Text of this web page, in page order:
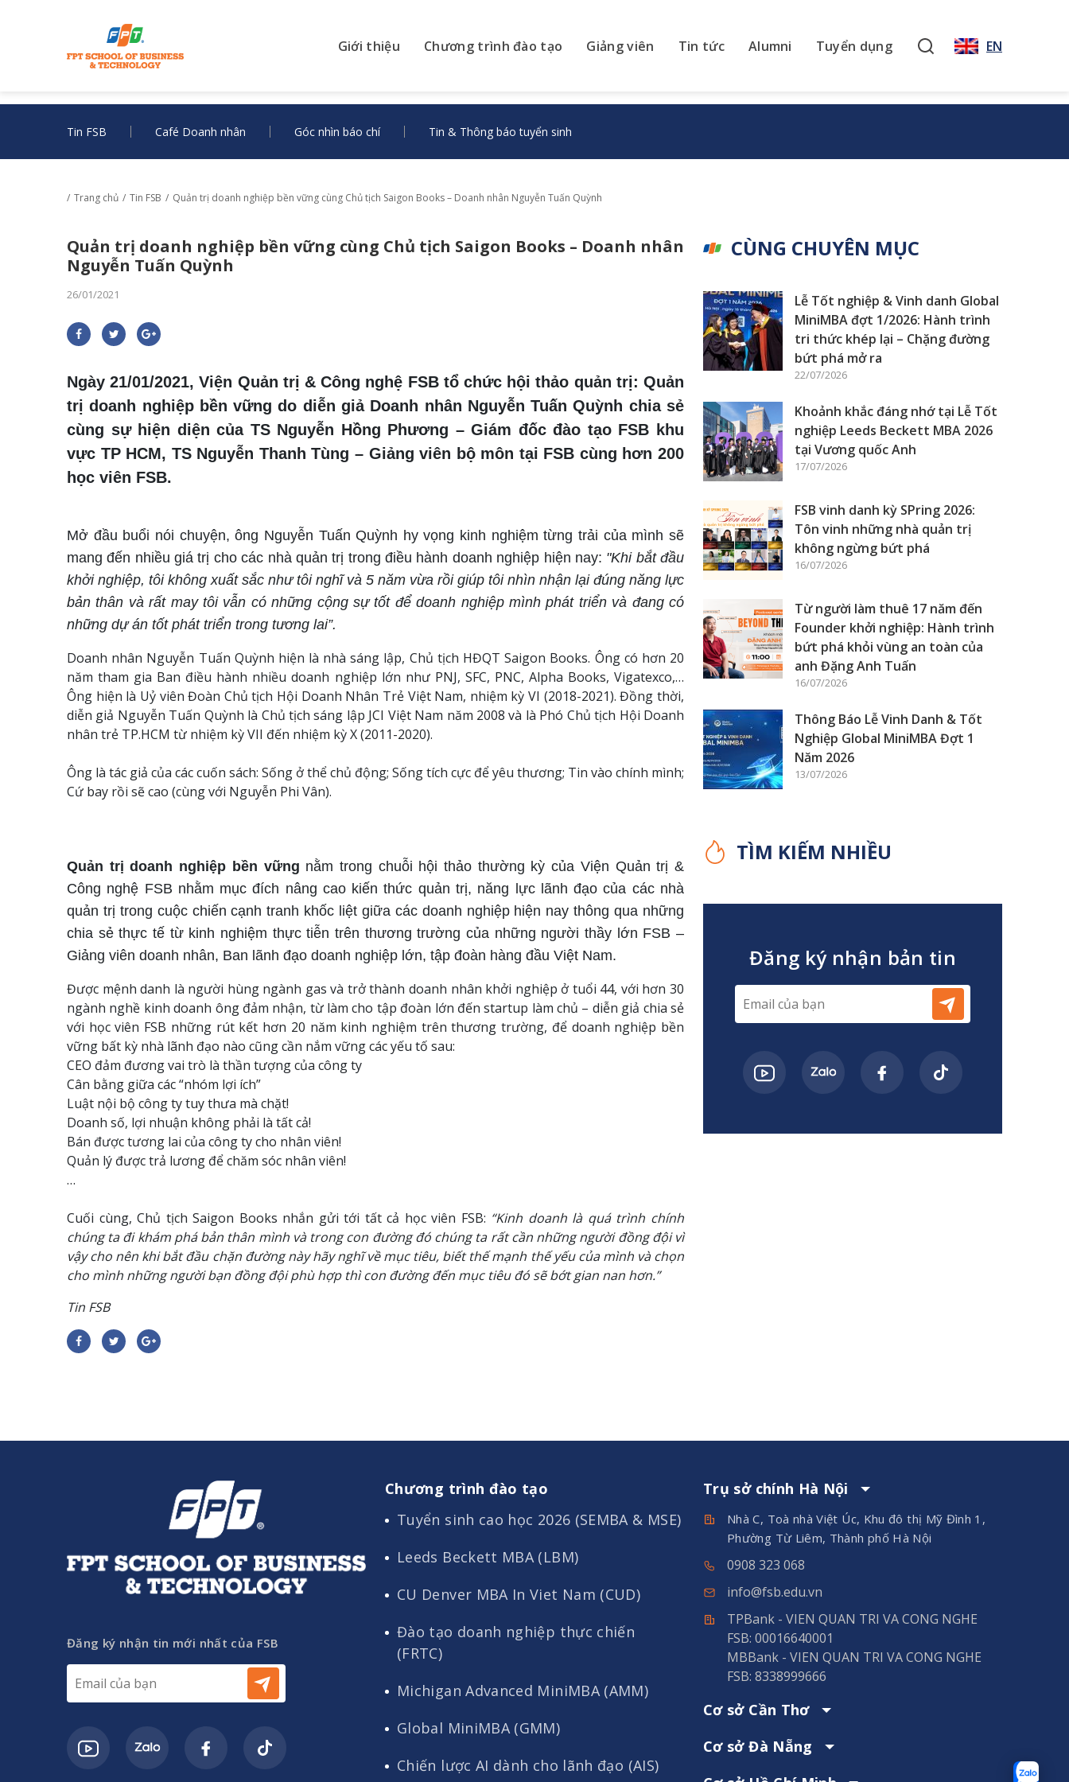
Giới thiệu Chương trình đào tạo Giảng viên Tin tức Alumni Tuyển dụng EN
Tin FSB Café Doanh nhân Góc nhìn báo chí Tin & Thông báo tuyển sinh
Trang chủ Tin FSB Quản trị doanh nghiệp bền vững cùng Chủ tịch Saigon Books – Doanh nhân Nguyễn Tuấn Quỳnh
Quản trị doanh nghiệp bền vững cùng Chủ tịch Saigon Books – Doanh nhân
Nguyễn Tuấn Quỳnh
26/01/2021
Ngày 21/01/2021, Viện Quản trị & Công nghệ FSB tổ chức hội thảo quản trị: Quản
trị doanh nghiệp bền vững do diễn giả Doanh nhân Nguyễn Tuấn Quỳnh chia sẻ
cùng sự hiện diện của TS Nguyễn Hồng Phương – Giám đốc đào tạo FSB khu
vực TP HCM, TS Nguyễn Thanh Tùng – Giảng viên bộ môn tại FSB cùng hơn 200
học viên FSB.
Mở đầu buổi nói chuyện, ông Nguyễn Tuấn Quỳnh hy vọng kinh nghiệm từng trải của mình sẽ
mang đến nhiều giá trị cho các nhà quản trị trong điều hành doanh nghiệp hiện nay: "Khi bắt đầu
khởi nghiệp, tôi không xuất sắc như tôi nghĩ và 5 năm vừa rồi giúp tôi nhìn nhận lại đúng năng lực
bản thân và rất may tôi vẫn có những cộng sự tốt để doanh nghiệp mình phát triển và đang có
những dự án tốt phát triển trong tương lai”.
Doanh nhân Nguyễn Tuấn Quỳnh hiện là nhà sáng lập, Chủ tịch HĐQT Saigon Books. Ông có hơn 20
năm tham gia Ban điều hành nhiều doanh nghiệp lớn như PNJ, SFC, PNC, Alpha Books, Vigatexco,…
Ông hiện là Uỷ viên Đoàn Chủ tịch Hội Doanh Nhân Trẻ Việt Nam, nhiệm kỳ VI (2018-2021). Đồng thời,
diễn giả Nguyễn Tuấn Quỳnh là Chủ tịch sáng lập JCI Việt Nam năm 2008 và là Phó Chủ tịch Hội Doanh
nhân trẻ TP.HCM từ nhiệm kỳ VII đến nhiệm kỳ X (2011-2020).
Ông là tác giả của các cuốn sách: Sống ở thể chủ động; Sống tích cực để yêu thương; Tin vào chính mình;
Cứ bay rồi sẽ cao (cùng với Nguyễn Phi Vân).
Quản trị doanh nghiệp bền vững nằm trong chuỗi hội thảo thường kỳ của Viện Quản trị &
Công nghệ FSB nhằm mục đích nâng cao kiến thức quản trị, năng lực lãnh đạo của các nhà
quản trị trong cuộc chiến cạnh tranh khốc liệt giữa các doanh nghiệp hiện nay thông qua những
chia sẻ thực tế từ kinh nghiệm thực tiễn trên thương trường của những người thầy lớn FSB –
Giảng viên doanh nhân, Ban lãnh đạo doanh nghiệp lớn, tập đoàn hàng đầu Việt Nam.
Được mệnh danh là người hùng ngành gas và trở thành doanh nhân khởi nghiệp ở tuổi 44, với hơn 30
ngành nghề kinh doanh ông đảm nhận, từ làm cho tập đoàn lớn đến startup làm chủ – diễn giả chia sẻ
với học viên FSB những rút kết hơn 20 năm kinh nghiệm trên thương trường, để doanh nghiệp bền
vững bất kỳ nhà lãnh đạo nào cũng cần nắm vững các yếu tố sau:
CEO đảm đương vai trò là thần tượng của công ty
Cân bằng giữa các “nhóm lợi ích”
Luật nội bộ công ty tuy thưa mà chặt!
Doanh số, lợi nhuận không phải là tất cả!
Bán được tương lai của công ty cho nhân viên!
Quản lý được trả lương để chăm sóc nhân viên!
…
Cuối cùng, Chủ tịch Saigon Books nhắn gửi tới tất cả học viên FSB: “Kinh doanh là quá trình chính
chúng ta đi khám phá bản thân mình và trong con đường đó chúng ta rất cần những người đồng đội vì
vậy cho nên khi bắt đầu chặn đường này hãy nghĩ về mục tiêu, biết thế mạnh thế yếu của mình và chọn
cho mình những người bạn đồng đội phù hợp thì con đường đến mục tiêu đó sẽ bớt gian nan hơn.”
Tin FSB
CÙNG CHUYÊN MỤC
Lễ Tốt nghiệp & Vinh danh Global
MiniMBA đợt 1/2026: Hành trình
tri thức khép lại – Chặng đường
bứt phá mở ra
22/07/2026
Khoảnh khắc đáng nhớ tại Lễ Tốt
nghiệp Leeds Beckett MBA 2026
tại Vương quốc Anh
17/07/2026
FSB vinh danh kỳ SPring 2026:
Tôn vinh những nhà quản trị
không ngừng bứt phá
16/07/2026
Từ người làm thuê 17 năm đến
Founder khởi nghiệp: Hành trình
bứt phá khỏi vùng an toàn của
anh Đặng Anh Tuấn
16/07/2026
Thông Báo Lễ Vinh Danh & Tốt
Nghiệp Global MiniMBA Đợt 1
Năm 2026
13/07/2026
TÌM KIẾM NHIỀU
Đăng ký nhận bản tin
Đăng ký nhận tin mới nhất của FSB
Chương trình đào tạo
Tuyển sinh cao học 2026 (SEMBA & MSE)
Leeds Beckett MBA (LBM)
CU Denver MBA In Viet Nam (CUD)
Đào tạo doanh nghiệp thực chiến
(FRTC)
Michigan Advanced MiniMBA (AMM)
Global MiniMBA (GMM)
Chiến lược AI dành cho lãnh đạo (AIS)
Trụ sở chính Hà Nội
Nhà C, Toà nhà Việt Úc, Khu đô thị Mỹ Đình 1,
Phường Từ Liêm, Thành phố Hà Nội
0908 323 068
info@fsb.edu.vn
TPBank - VIEN QUAN TRI VA CONG NGHE
FSB: 00016640001
MBBank - VIEN QUAN TRI VA CONG NGHE
FSB: 8338999666
Cơ sở Cần Thơ
Cơ sở Đà Nẵng